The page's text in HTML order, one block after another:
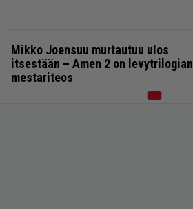
Mikko Joensuu murtautuu ulos
itsestään – Amen 2 on levytrilogian
mestariteos